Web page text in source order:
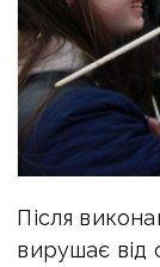
Після
вирушає від